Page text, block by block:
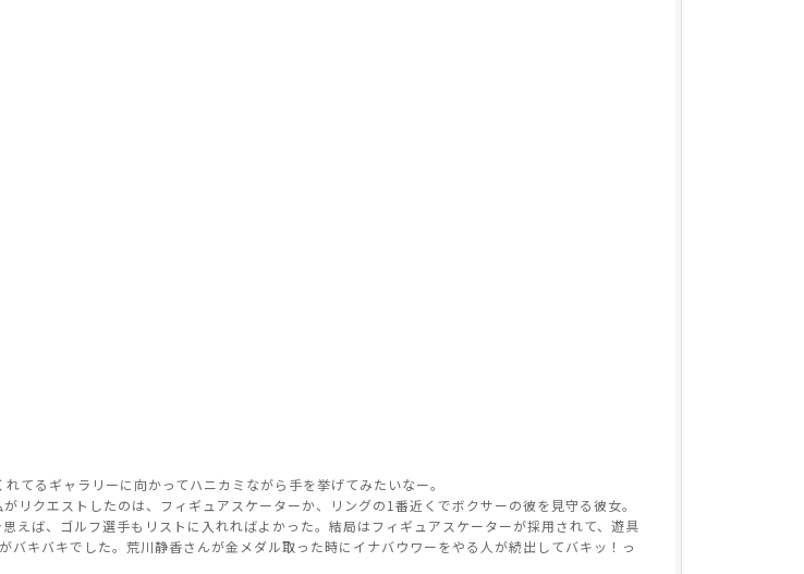
てるギャラリーに向かってハニカミながら手を挙げてみたいなー。
リクエストしたのは、フィギュアスケーターか、リングの1番近くでボクサーの彼を見守る彼女。
えば、ゴルフ選手もリストに入れればよかった。結局はフィギュアスケーターが採用されて、遊具
キバキでした。荒川静香さんが金メダル取った時にイナバウワーをやる人が続出してバキッ！っ